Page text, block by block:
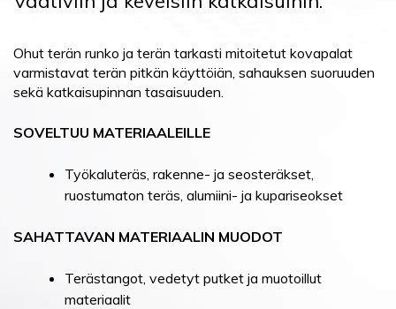
Ohut terän runko ja terän tarkasti mitoitetut kovapalat
varmistavat terän pitkän käyttöiän, sahauksen suoruuden
sekä katkaisupinnan tasaisuuden.
SOVELTUU MATERIAALEILLE
Työkaluteräs, rakenne- ja seosteräkset,
ruostumaton teräs, alumiini- ja kupariseokset
SAHATTAVAN MATERIAALIN MUODOT
Terästangot, vedetyt putket ja muotoillut
materiaalit